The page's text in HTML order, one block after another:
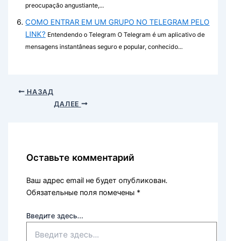
preocupação angustiante,...
COMO ENTRAR EM UM GRUPO NO TELEGRAM PELO
LINK? Entendendo o Telegram O Telegram é um aplicativo de
mensagens instantâneas seguro e popular, conhecido...
НАЗАД
ДАЛЕЕ
Оставьте комментарий
Ваш адрес email не будет опубликован.
Обязательные поля помечены *
Введите здесь...